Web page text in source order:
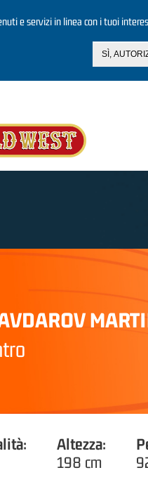
e servizi in linea con i tuoi
SÌ,
Altezza:
198 cm